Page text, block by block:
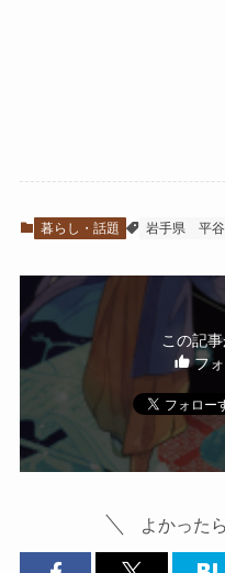
暮らし・話題 岩手県 平
この記
フォ
よかった